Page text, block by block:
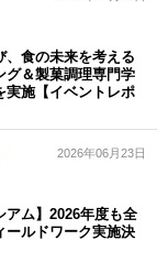
、食の未来を考える
＆製菓調理専門学
実施【イベントレポ
2026年06月23日
アム】2026年度も全
ールドワーク実施決